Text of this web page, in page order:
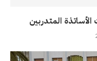
المتدربين